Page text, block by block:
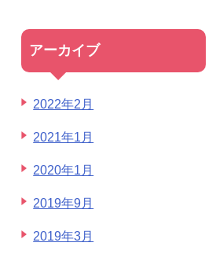
アーカイブ
2022年2月
2021年1月
2020年1月
2019年9月
2019年3月